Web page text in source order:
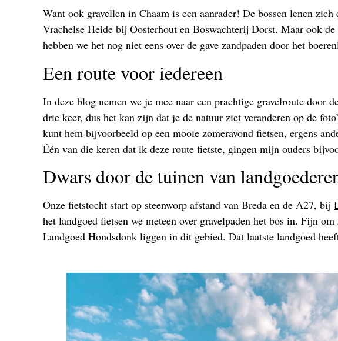
Want ook gravellen in Chaam is een aanrader! De bossen lenen
Vrachelse Heide bij Oosterhout en Boswachterij Dorst. Maar ook
hebben we het nog niet eens over de gave zandpaden door het
Een route voor iedereen
In deze blog nemen we je mee naar een prachtige gravelroute door
drie keer, dus het kan zijn dat je de natuur ziet veranderen op de
kunt hem bijvoorbeeld op een mooie zomeravond fietsen, ergens
Één van die keren dat ik deze route fietste, gingen mijn ouders
Dwars door de tuinen van
Onze fietstocht start op steenworp afstand van Breda en de A27, bij
het landgoed fietsen we meteen over gravelpaden het bos in. Fijn
Landgoed Hondsdonk liggen in dit gebied. Dat laatste landgoed